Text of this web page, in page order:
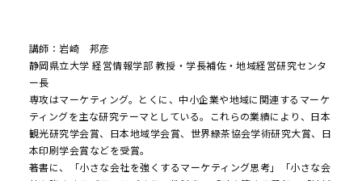
講師：岩崎 邦彦
静岡県立大学 経営情報学部 教授・学長補佐・地域経営研究センタ
ー長
専攻はマーケティング。とくに、中小企業や地域に関連するマーケ
ティングを主な研究テーマとしている。これらの業績により、日本
観光研究学会賞、日本地域学会賞、世界緑茶協会学術研究大賞、日
本印刷学会賞などを受賞。
著書に、「小さな会社を強くするマーケティング思考」「小さな会